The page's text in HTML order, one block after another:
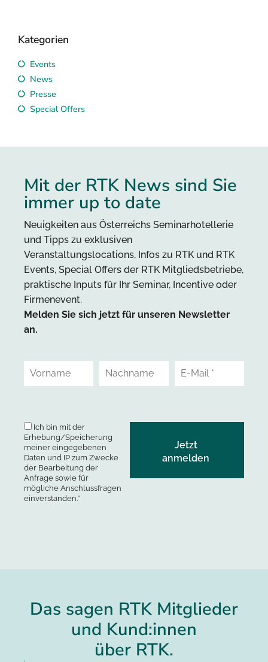
Kategorien
Events
News
Presse
Special Offers
Mit der RTK News sind Sie
immer up to date
Neuigkeiten aus Österreichs Seminarhotellerie
und Tipps zu exklusiven
Veranstaltungslocations, Infos zu RTK und RTK
Events, Special Offers der RTK Mitgliedsbetriebe,
praktische Inputs für Ihr Seminar, Incentive oder
Firmenevent.
Melden Sie sich jetzt für unseren Newsletter
an.
Ich bin mit der
Erhebung/Speicherung
meiner eingegebenen
Daten und IP zum Zwecke
der Bearbeitung der
Anfrage sowie für
mögliche Anschlussfragen
einverstanden.*
Das sagen RTK Mitglieder
und Kund:innen
über RTK.